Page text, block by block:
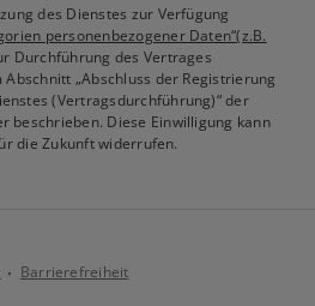
des Dienstes zur Verfügung
personenbezogener Daten“(z.B.
Durchführung des Vertrages
„Abschluss der Registrierung
(Vertragsdurchführung)“ der
beschrieben. Diese Einwilligung kann
die Zukunft widerrufen.
Barrierefreiheit